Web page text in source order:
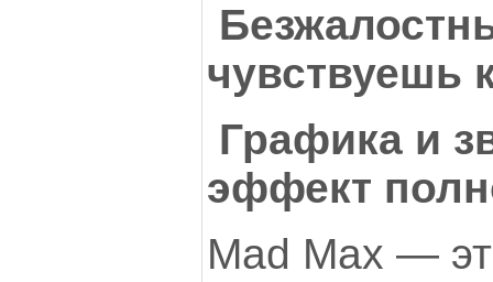
чувствуешь
Графика и
эффект
Mad Max —